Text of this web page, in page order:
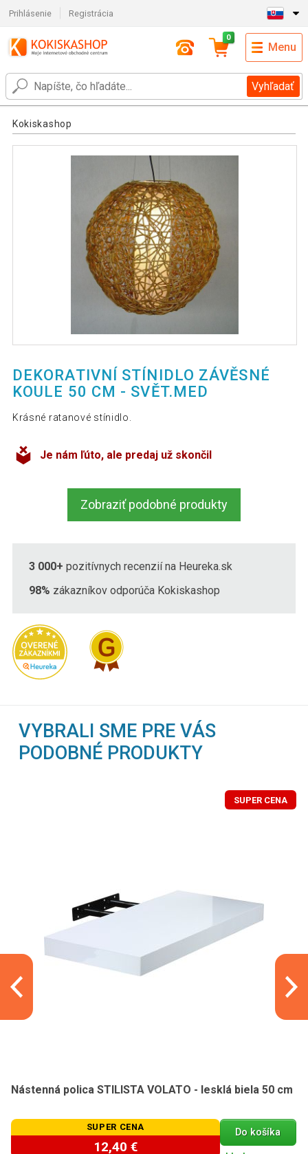
Prihlásenie Registrácia
Vyhľadať
0
Menu
Kokiskashop
DEKORATIVNÍ STÍNIDLO ZÁVĚSNÉ
KOULE 50 CM - SVĚT.MED
Krásné ratanové stínidlo.
Je nám ľúto, ale predaj už skončil
Zobraziť podobné produkty
3 000+ pozitívnych recenzií na Heureka.sk
98% zákazníkov odporúča Kokiskashop
VYBRALI SME PRE VÁS
PODOBNÉ PRODUKTY
SUPER CENA
Nástenná polica STILISTA VOLATO - lesklá biela 50 cm
SUPER CENA
12,40 €
Do košíka